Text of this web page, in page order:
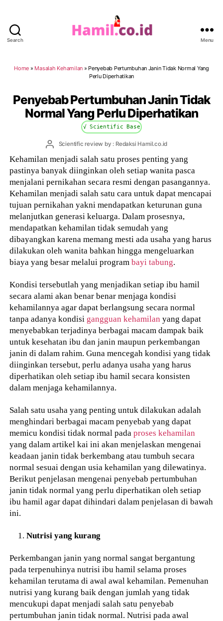
Search Menu
Home » Masalah Kehamilan » Penyebab Pertumbuhan Janin Tidak Normal Yang
Perlu Diperhatikan
Penyebab Pertumbuhan Janin Tidak
Normal Yang Perlu Diperhatikan
√ Scientific Base
PostScientific review by : Redaksi Hamil.co.id
Kehamilan menjadi salah satu proses penting yang
pastinya banyak diinginkan oleh setiap wanita pasca
menjalani pernikahan secara resmi dengan pasangannya.
Kehamilan menjadi salah satu cara untuk dapat mencapai
tujuan pernikahan yakni mendapatkan keturunan guna
melanjutkan generasi keluarga. Dalam prosesnya,
mendapatkan kehamilan tidak semudah yang
dibayangkan karena memang mesti ada usaha yang harus
dilakukan oleh wanita bahkan hingga mengeluarkan
biaya yang besar melalui programbayi tabung.
Kondisi tersebutlah yang menjadikan setiap ibu hamil
secara alami akan benar benar menjaga kondisi
kehamilannya agar dapat berlangsung secara normal
tanpa adanya kondisi gangguan kehamilan yang dapat
menyebabkan terjadinya berbagai macam dampak baik
untuk kesehatan ibu dan janin maupun perkembangan
janin di dalam rahim. Guna mencegah kondisi yang tidak
diinginkan tersebut, perlu adanya usaha yang harus
diperhatikan oleh setiap ibu hamil secara konsisten
dalam menjaga kehamilannya.
Salah satu usaha yang penting untuk dilakukan adalah
menghindari berbagai macam penyebab yang dapat
memicu kondisi tidak normal padaproses kehamilan
yang dalam artikel kai ini akan menjelaskan mengenai
keadaan janin tidak berkembang atau tumbuh secara
normal sesuai dengan usia kehamilan yang dilewatinya.
Berikut penjelasan mengenai penyebab pertumbuhan
janin tidak normal yang perlu diperhatikan oleh setiap
ibu hamil agar dapat dihindari dalam penjelasan di bawah
ini.
Nutrisi yang kurang
Perkembangan janin yang normal sangat bergantung
pada terpenuhinya nutrisi ibu hamil selama proses
kehamilan terutama di awal awal kehamilan. Pemenuhan
nutrisi yang kurang baik dengan jumlah yang tidak
mencukupi dapat menjadi salah satu penyebab
pertumbuhan janin tidak normal. Nutrisi pada awal